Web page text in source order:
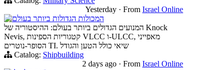
Yesterday · From Israel Online
המכולות הגדולות ביותר בעולם
המנועים הגדולים ביותר בעולם: ההיסטוריה של Knock
Nevis, קטגוריות הספינות VLCC ו-ULCC, מאפייני
הסופר-נוטרים TI. שיאי כולל הטען והגודל
Catalog: Shipbuilding
2 days ago · From Israel Online